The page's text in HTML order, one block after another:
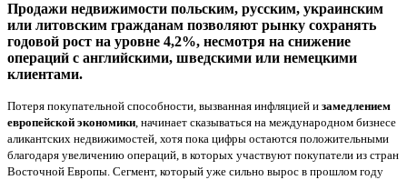
Продажи недвижимости польским, русским, украинским
или литовским гражданам позволяют рынку сохранять
годовой рост на уровне 4,2%, несмотря на снижение
операций с английскими, шведскими или немецкими
клиентами.
Потеря покупательной способности, вызванная инфляцией и замедлением
европейской экономики, начинает сказываться на международном бизнесе
аликантских недвижимостей, хотя пока цифры остаются положительными
благодаря увеличению операций, в которых участвуют покупатели из стран
Восточной Европы. Сегмент, который уже сильно вырос в прошлом году